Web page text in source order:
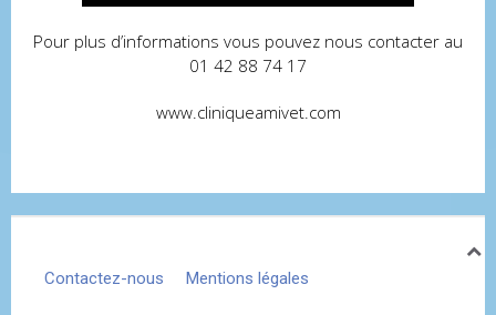
Pour plus d’informations vous pouvez nous contacter au
01 42 88 74 17
www.cliniqueamivet.com
Contactez-nous Mentions légales